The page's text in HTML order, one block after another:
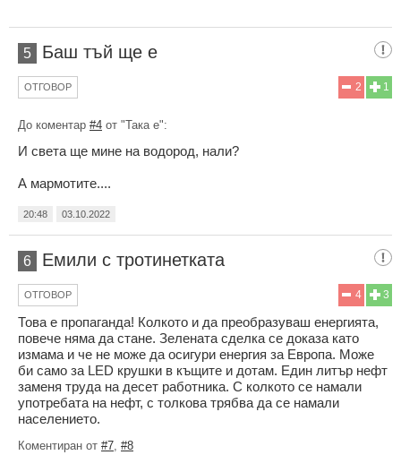
5 Баш тъй ще е
1
2
ОТГОВОР
До коментар #4 от "Така е":
И света ще мине на водород, нали?
А мармотите....
20:48 03.10.2022
6 Емили с тротинетката
3
4
ОТГОВОР
Това е пропаганда! Колкото и да преобразуваш енергията,
повече няма да стане. Зелената сделка се доказа като
измама и че не може да осигури енергия за Европа. Може
би само за LED крушки в къщите и дотам. Един литър нефт
заменя труда на десет работника. С колкото се намали
употребата на нефт, с толкова трябва да се намали
населението.
Коментиран от #7, #8